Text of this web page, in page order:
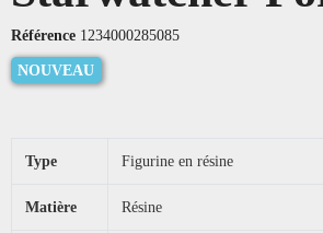
Référence 1234000285085
NOUVEAU
Type Figurine en résine
Matière Résine